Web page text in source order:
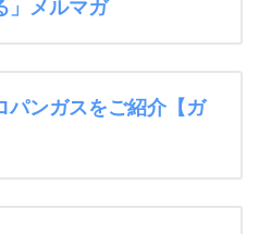
」メルマガ
パンガスをご紹介【ガ